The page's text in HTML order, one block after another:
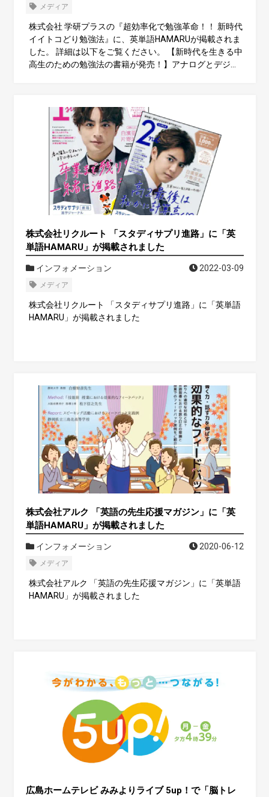
メディア
株式会社 学研プラスの『超効率化で勉強革命！！ 新時代
イイトコどり勉強法』に、英単語HAMARUが掲載されま
した。 詳細は以下をご覧ください。 【新時代を生きる中
高生のための勉強法の書籍が発売！】アナログとデジタ
株式会社リクルート 「スタディサプリ進路」に「英
単語HAMARU」が掲載されました
インフォメーション 2022-03-09
メディア
株式会社リクルート 「スタディサプリ進路」に「英単語
HAMARU」が掲載されました
株式会社アルク 「英語の先生応援マガジン」に「英
単語HAMARU」が掲載されました
インフォメーション 2020-06-12
メディア
株式会社アルク 「英語の先生応援マガジン」に「英単語
HAMARU」が掲載されました
広島ホームテレビ みみよりライブ 5up！で「脳トレ